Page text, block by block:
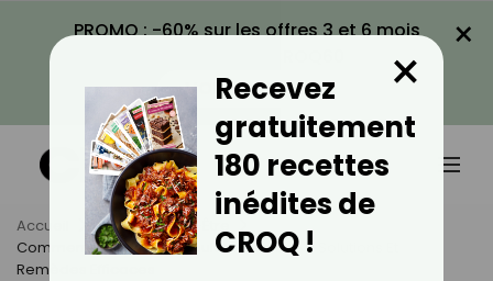
PROMO : -60% sur les offres 3 et 6 mois
VOIR LA PROMO
×
Accueil Actus
Bien-Être
Comment Calmer Une Douleur Dentaire ? Solutions Et
Remèdes Efficaces
Recevez
gratuitement
180 recettes
inédites de
CROQ !
×